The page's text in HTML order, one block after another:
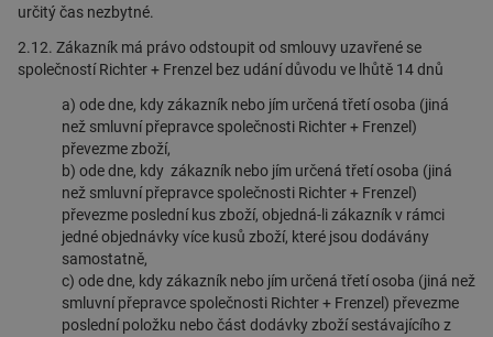
určitý čas nezbytné.
2.12. Zákazník má právo odstoupit od smlouvy uzavřené se
společností Richter + Frenzel bez udání důvodu ve lhůtě 14 dnů
a) ode dne, kdy zákazník nebo jím určená třetí osoba (jiná
než smluvní přepravce společnosti Richter + Frenzel)
převezme zboží,
b) ode dne, kdy zákazník nebo jím určená třetí osoba (jiná
než smluvní přepravce společnosti Richter + Frenzel)
převezme poslední kus zboží, objedná-li zákazník v rámci
jedné objednávky více kusů zboží, které jsou dodávány
samostatně,
c) ode dne, kdy zákazník nebo jím určená třetí osoba (jiná než
smluvní přepravce společnosti Richter + Frenzel) převezme
poslední položku nebo část dodávky zboží sestávajícího z